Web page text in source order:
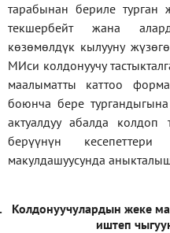
тарабынан бериле турган
текшербейт жана
көзөмөлдүк кылууну
МИси колдонуучу
маалыматты каттоо
боюнча бере
актуалдуу абалда колдоп
берүүнүн кесепеттери
макулдашуусунда
Колдонуучулардын жеке
иштеп